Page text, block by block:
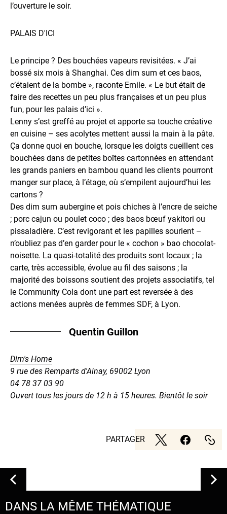
l’ouverture le soir.
PALAIS D'ICI
Le principe ? Des bouchées vapeurs revisitées. « J’ai
bossé six mois à Shanghai. Ces dim sum et ces baos,
c’étaient de la bombe », raconte Emile. « Le but était de
faire des recettes un peu plus françaises et un peu plus
fun, pour les palais d’ici ».
Lenny s’est greffé au projet et apporte sa touche créative
en cuisine – ses acolytes mettent aussi la main à la pâte.
Ça donne quoi en bouche, lorsque les doigts cueillent ces
bouchées dans de petites boîtes cartonnées en attendant
les grands paniers en bambou quand les clients pourront
manger sur place, à l’étage, où s’empilent aujourd’hui les
cartons ?
Des dim sum aubergine et pois chiches à l’encre de seiche
; porc cajun ou poulet coco ; des baos bœuf yakitori ou
pissaladière. C’est revigorant et les papilles sourient –
n’oubliez pas d’en garder pour le « cochon » bao chocolat-
noisette. La quasi-totalité des produits sont locaux ; la
carte, très accessible, évolue au fil des saisons ; la
majorité des boissons soutient des projets associatifs, tel
le Community Cola dont une part est reversée à des
actions menées auprès de femmes SDF, à Lyon.
Quentin Guillon
Dim's Home
9 rue des Remparts d'Ainay, 69002 Lyon
04 78 37 03 90
Ouvert tous les jours de 12 h à 15 heures. Bientôt le soir
PARTAGER
DANS LA MÊME THÉMATIQUE